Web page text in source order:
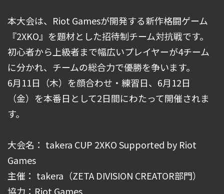
本大会は、Riot Gamesが開発する新作格闘ゲーム
『2XKO』を題材とした招待制チーム対抗戦です。
初心者から上級者まで幅広いプレイヤーが4チーム
に分かれ、チームの総合力で優勝を争います。
6月11日（木）を顔合わせ・練習日、6月12日
（金）を本番日として2日間にわたって開催されま
す。
大会名： takera CUP 2XKO Supported by Riot
Games
主催： takera（ZETA DIVISION CREATOR部門）
協力：Riot Games